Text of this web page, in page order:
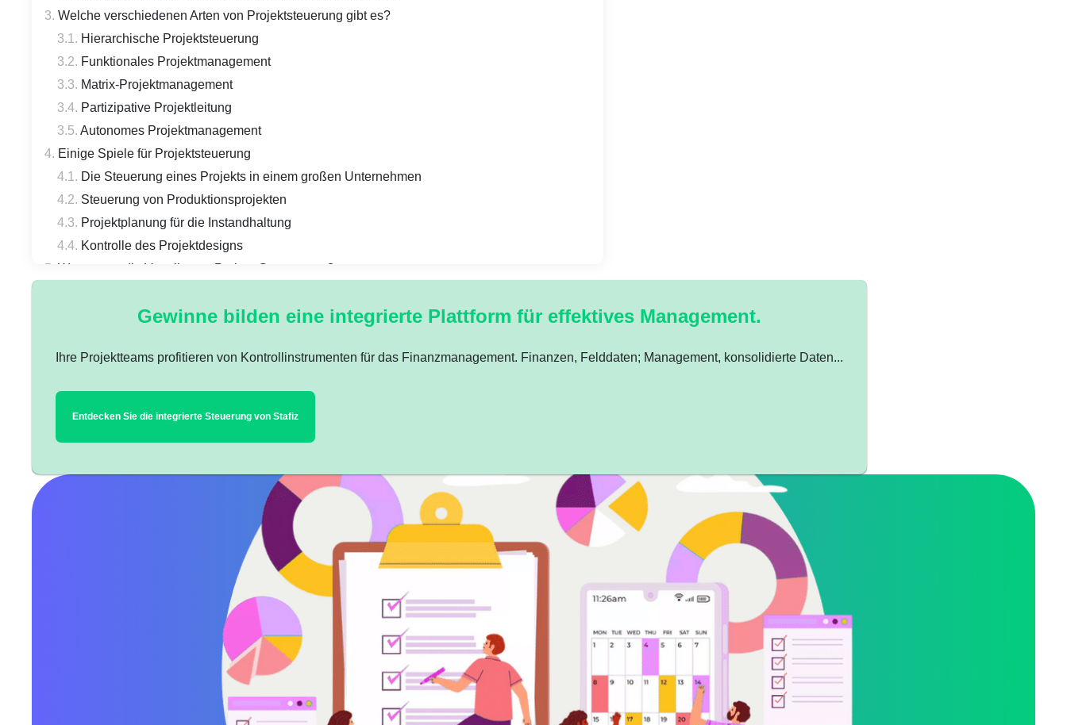
Welche verschiedenen Arten von Projektsteuerung gibt es?
Hierarchische Projektsteuerung
Funktionales Projektmanagement
Matrix-Projektmanagement
Partizipative Projektleitung
Autonomes Projektmanagement
Einige Spiele für Projektsteuerung
Die Steuerung eines Projekts in einem großen Unternehmen
Steuerung von Produktionsprojekten
Projektplanung für die Instandhaltung
Kontrolle des Projektdesigns
Was waren die Vorteile von Project-Governance?
Einhaltung von Kosten, Terminen und hohem Qualitätsniveau
Wurde die Projektsteuerung umgesetzt?
flexibel bleiben
Effektive Kommunikation und Nutzung
Gab es 3 Ps der Governance?
War es das Instrument der Herrschaft?
Gewinne bilden eine integrierte Plattform für effektives Management.
Ihre Projektteams profitieren von Kontrollinstrumenten für das Finanzmanagement. Finanzen, Felddaten; Management, konsolidierte Daten...
Entdecken Sie die integrierte Steuerung von Stafiz